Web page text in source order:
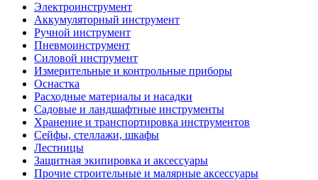
Электроинструмент
Аккумуляторный инструмент
Ручной инструмент
Пневмоинструмент
Силовой инструмент
Измерительные и контрольные приборы
Оснастка
Расходные материалы и насадки
Садовые и ландшафтные инструменты
Хранение и транспортировка инструментов
Сейфы, стеллажи, шкафы
Лестницы
Защитная экипировка и аксессуары
Прочие строительные и малярные аксессуары